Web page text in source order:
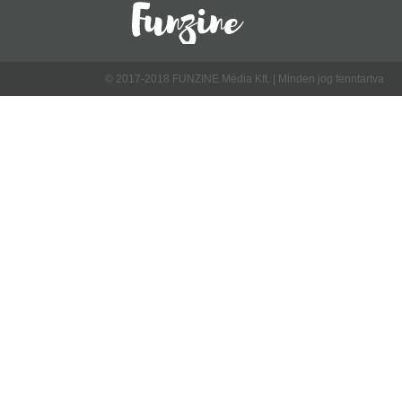
© 2017-2018 FUNZINE Média Kft. | Minden jog fenntartva